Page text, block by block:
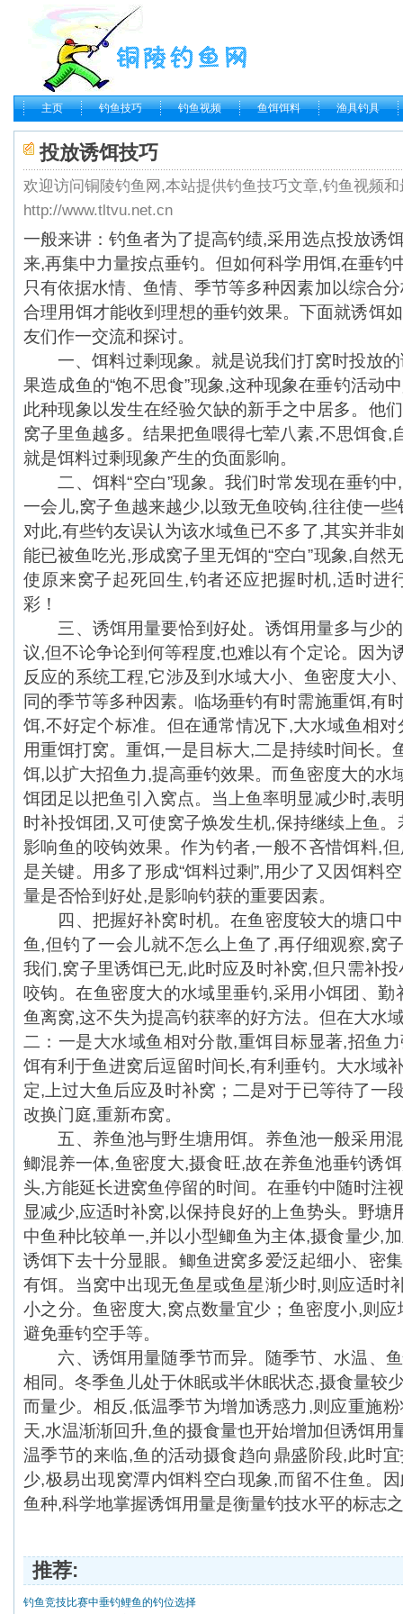
主页 钓鱼技巧 钓鱼视频 鱼饵饵料 渔具钓具
投放诱饵技巧
欢迎访问铜陵钓鱼网,本站提供钓鱼技巧文章,钓鱼视频
http://www.tltvu.net.cn
一般来讲：钓鱼者为了提高钓绩,采用选点投放诱
来,再集中力量按点垂钓。但如何科学用饵,在垂钓
只有依据水情、鱼情、季节等多种因素加以综合
合理用饵才能收到理想的垂钓效果。下面就诱饵
友们作一交流和探讨。
一、饵料过剩现象。就是说我们打窝时投放
果造成鱼的“饱不思食”现象,这种现象在垂钓活动
此种现象以发生在经验欠缺的新手之中居多。他
窝子里鱼越多。结果把鱼喂得七荤八素,不思饵食,
就是饵料过剩现象产生的负面影响。
二、饵料“空白”现象。我们时常发现在垂钓中
一会儿,窝子鱼越来越少,以致无鱼咬钩,往往使一些
对此,有些钓友误认为该水域鱼已不多了,其实并非
能已被鱼吃光,形成窝子里无饵的“空白”现象,自然
使原来窝子起死回生,钓者还应把握时机,适时进
彩！
三、诱饵用量要恰到好处。诱饵用量多与少的
议,但不论争论到何等程度,也难以有个定论。因为
反应的系统工程,它涉及到水域大小、鱼密度大小
同的季节等多种因素。临场垂钓有时需施重饵,有
饵,不好定个标准。但在通常情况下,大水域鱼相
用重饵打窝。重饵,一是目标大,二是持续时间长。
饵,以扩大招鱼力,提高垂钓效果。而鱼密度大的水
饵团足以把鱼引入窝点。当上鱼率明显减少时,表
时补投饵团,又可使窝子焕发生机,保持继续上鱼
影响鱼的咬钩效果。作为钓者,一般不吝惜饵料,
是关键。用多了形成“饵料过剩”,用少了又因饵料
量是否恰到好处,是影响钓获的重要因素。
四、把握好补窝时机。在鱼密度较大的塘口中
鱼,但钓了一会儿就不怎么上鱼了,再仔细观察,窝
我们,窝子里诱饵已无,此时应及时补窝,但只需补
咬钩。在鱼密度大的水域里垂钓,采用小饵团、
鱼离窝,这不失为提高钓获率的好方法。但在大水
二：一是大水域鱼相对分散,重饵目标显著,招鱼
饵有利于鱼进窝后逗留时间长,有利垂钓。大水域
定,上过大鱼后应及时补窝；二是对于已等待了一
改换门庭,重新布窝。
五、养鱼池与野生塘用饵。养鱼池一般采用混
鲫混养一体,鱼密度大,摄食旺,故在养鱼池垂钓诱
头,方能延长进窝鱼停留的时间。在垂钓中随时注
显减少,应适时补窝,以保持良好的上鱼势头。野塘
中鱼种比较单一,并以小型鲫鱼为主体,摄食量少,
诱饵下去十分显眼。鲫鱼进窝多爱泛起细小、密
有饵。当窝中出现无鱼星或鱼星渐少时,则应适时
小之分。鱼密度大,窝点数量宜少；鱼密度小,则
避免垂钓空手等。
六、诱饵用量随季节而异。随季节、水温、鱼
相同。冬季鱼儿处于休眠或半休眠状态,摄食量较
而量少。相反,低温季节为增加诱惑力,则应重施
天,水温渐渐回升,鱼的摄食量也开始增加但诱饵用
温季节的来临,鱼的活动摄食趋向鼎盛阶段,此时
少,极易出现窝潭内饵料空白现象,而留不住鱼。
鱼种,科学地掌握诱饵用量是衡量钓技水平的标志
推荐:
钓鱼竞技比赛中垂钓鲤鱼的钓位选择